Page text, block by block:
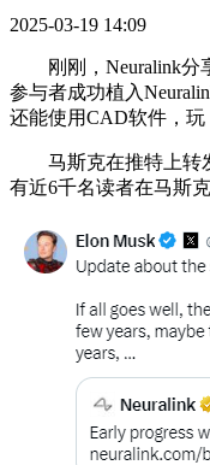
2025-03-19 14:09
刚刚，Neuralink分
参与者成功植入
还能使用CAD软件，玩
马斯克在推特上转发
有近6千名读者在马斯